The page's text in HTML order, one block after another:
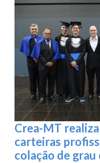
Crea-MT
carteiras
colação de